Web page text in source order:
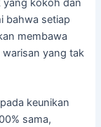
yang kokoh dan
bahwa setiap
membawa
warisan yang tak
keunikan
sama,